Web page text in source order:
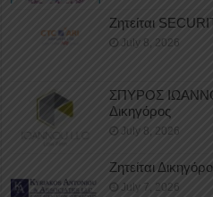
Ζητείται
July 8, 2026
ΣΠΥΡΟΣ
Δικηγόρος
July 8, 2026
Ζητείται
July 7, 2026